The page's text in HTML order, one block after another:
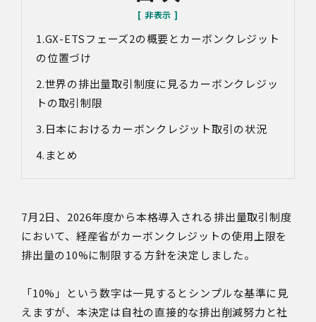
GX-ETSフェーズ2の概要とカーボンクレジット
の位置づけ
世界の排出量取引制度に見るカーボンクレジッ
トの取引制限
日本におけるカーボンクレジット取引の状況
まとめ
7月2日、2026年度から本格導入される排出量取引制度
において、経産省がカーボンクレジットの使用上限を
排出量の10%に制限する方針を決定しました。
「10%」という数字は一見するとシンプルな基準に見
えますが、本決定は自社の直接的な排出削減努力と社